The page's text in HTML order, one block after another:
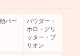
パー
パウダー・
ホロ・グリ
ッター・ブ
リオン